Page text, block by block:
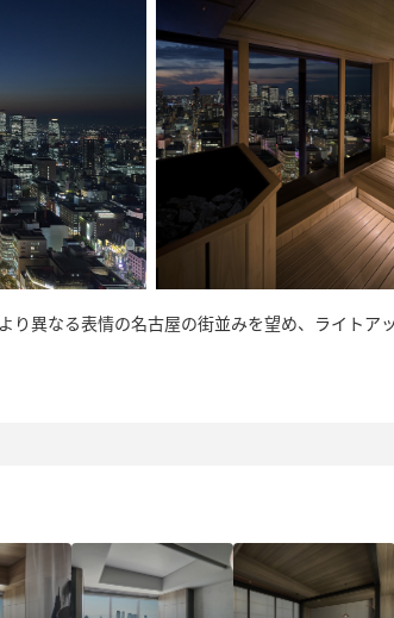
り異なる表情の名古屋の街並みを望め、ライトア